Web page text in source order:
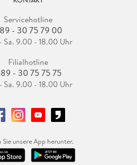
Servicehotline
- 30 75 79 00
Sa. 9.00 - 18.00 Uhr
Filialhotline
- 30 75 75 75
Sa. 9.00 - 18.00 Uhr
Sie unsere App herunter.